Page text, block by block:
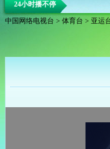
24小时播不停
中国网络电视台 > 体育台 > 亚运